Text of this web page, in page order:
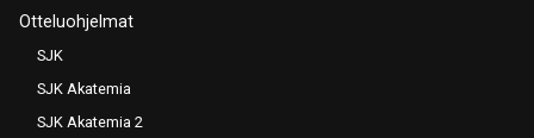
Otteluohjelmat
SJK
SJK Akatemia
SJK Akatemia 2